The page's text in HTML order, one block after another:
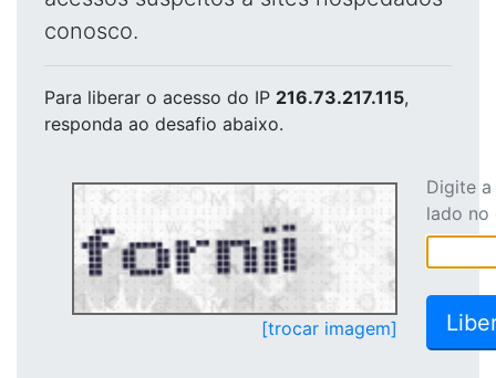
conosco.
Para liberar o acesso do IP 216.73.217.115,
responda ao desafio abaixo.
[trocar imagem]
Digite
lado no